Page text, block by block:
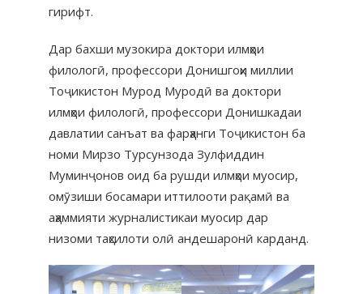
гирифт.
Дар бахши музокира доктори илмҳои
филологӣ, профессори Донишгоҳи миллии
Тоҷикистон Мурод Муродӣ ва доктори
илмҳои филологӣ, профессори Донишкадаи
давлатии санъат ва фарҳанги Тоҷикистон ба
номи Мирзо Турсунзода Зулфиддин
Муминҷонов оид ба рушди илмҳои муосир,
омӯзиши босамари иттилооти рақамӣ ва
аҳаммияти журналистикаи муосир дар
низоми таҳсилоти олӣ андешаронӣ карданд.